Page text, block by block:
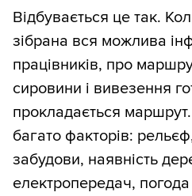
Відбувається це так.
зібрана вся можлива
працівників, про
сировини і вивезення
прокладається
багато факторів:
забудови, наявність
електропередач,